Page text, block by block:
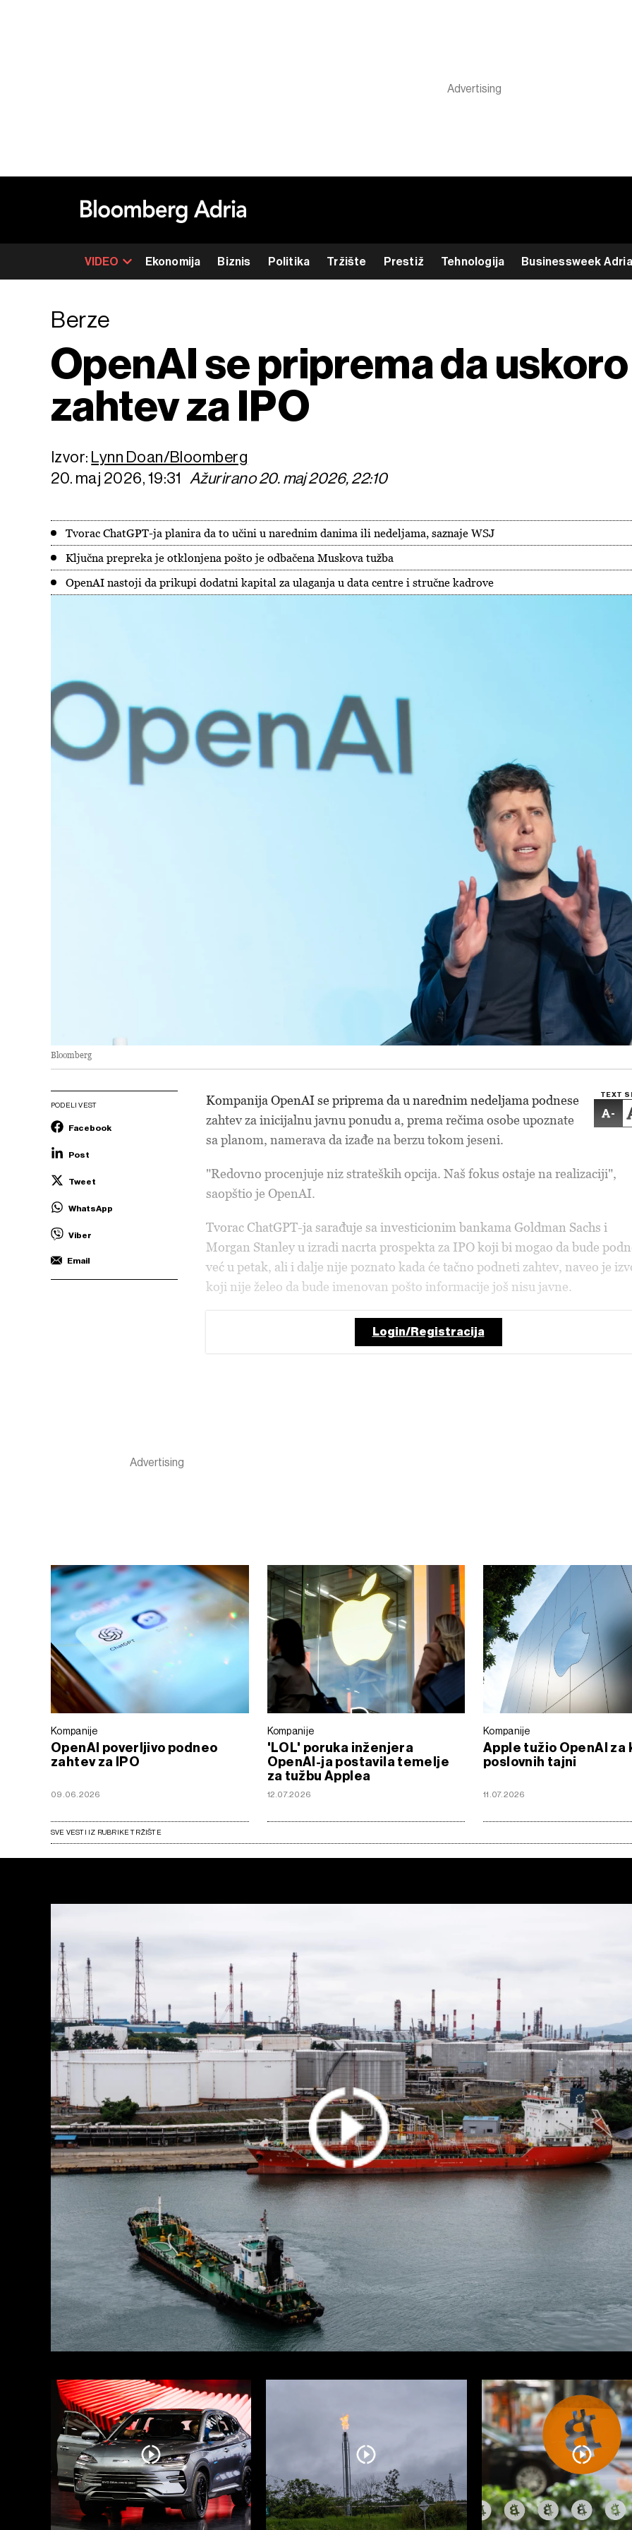
VIDEO Ekonomija Biznis Politika Tržište Prestiž Tehnologija Businessweek Adria
Berze
OpenAI se priprema da
zahtev za IPO
Izvor: Lynn Doan/Bloomberg
20. maj 2026, 19:31 Ažurirano 20. maj 2026, 22:10
Tvorac ChatGPT-ja planira da to učini u narednim danima ili nedeljama, saznaje WSJ
Ključna prepreka je otklonjena pošto je odbačena Muskova tužba
OpenAI nastoji da prikupi dodatni kapital za ulaganja u data centre i stručne kadrove
Bloomberg
PODELI VEST
Facebook
Post
Tweet
WhatsApp
Viber
Email
TEXT
-
Kompanija OpenAI se priprema da u narednim nedeljama podnese
zahtev za inicijalnu javnu ponudu a, prema rečima osobe upoznate
sa planom, namerava da izađe na berzu tokom jeseni.
"Redovno procenjuje niz strateških opcija. Naš fokus ostaje na realizaciji",
saopštio je OpenAI.
Tvorac ChatGPT-ja sarađuje sa investicionim bankama Goldman Sachs i
Morgan Stanley u izradi nacrta prospekta za IPO koji bi mogao da bude
već u petak, ali i dalje nije poznato kada će tačno podneti zahtev, naveo je
koji nije želeo da bude imenovan pošto informacije još nisu javne.
Login/Registracija
Kompanije
OpenAI poverljivo podneo
zahtev za IPO
09.06.2026
Kompanije
'LOL' poruka inženjera
OpenAI-ja postavila temelje
za tužbu Applea
12.07.2026
Kompanije
Apple tužio OpenAI za
poslovnih tajni
11.07.2026
SVE VESTI IZ RUBRIKE TRŽIŠTE